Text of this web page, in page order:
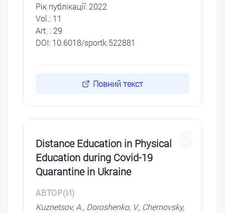
Рік публікації: 2022
Vol.: 11
Art. : 29
DOI: 10.6018/sportk.522881
Повний текст
Distance Education in Physical
Education during Covid-19
Quarantine in Ukraine
АВТОР(И)
Kuznetsov, A., Doroshenko, V., Chernovsky,